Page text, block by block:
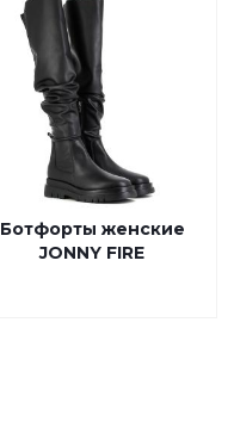
Ботфорты женские
JONNY FIRE